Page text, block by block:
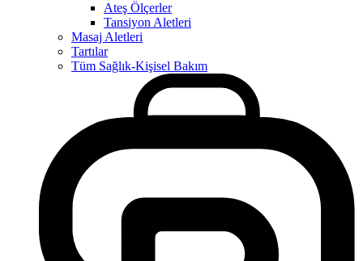
Ateş Ölçerler
Tansiyon Aletleri
Masaj Aletleri
Tartılar
Tüm Sağlık-Kişisel Bakım